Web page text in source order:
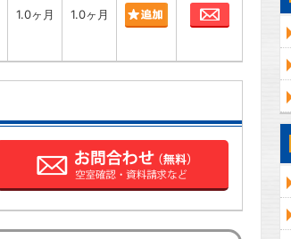
1.0ヶ月 1.0ヶ月 お問合わせ